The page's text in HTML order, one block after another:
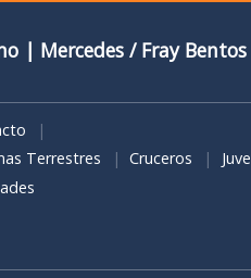
| Mercedes / Fray
Terrestres Cruceros